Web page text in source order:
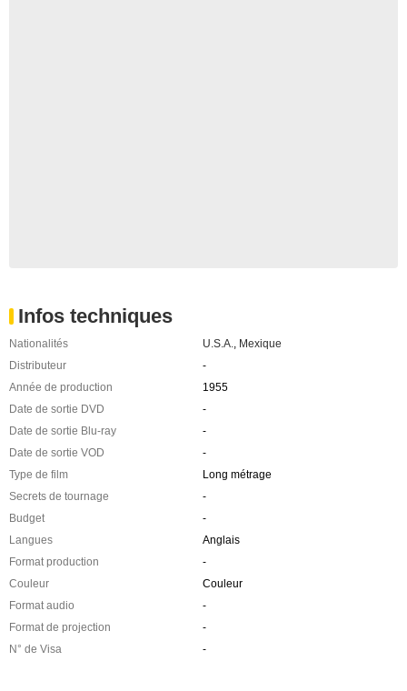
Infos techniques
Nationalités U.S.A., Mexique
Distributeur
-
Année de production
1955
Date de sortie DVD
-
Date de sortie Blu-ray
-
Date de sortie VOD
-
Type de film
Long métrage
Secrets de tournage
-
Budget
-
Langues
Anglais
Format production
-
Couleur
Couleur
Format audio
-
Format de projection
-
N° de Visa
-